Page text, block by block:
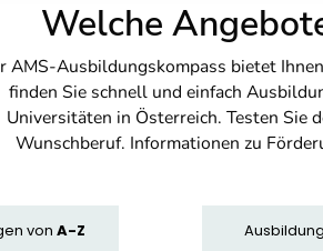
Welche
AMS-Ausbildungskompass bietet
finden Sie schnell und einfach
Universitäten in Österreich. Testen Sie
Wunschberuf. Informationen zu
von A-Z